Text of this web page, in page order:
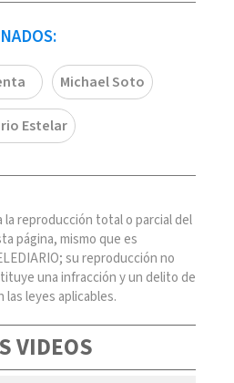
Michael Soto
Estelar
la reproducción total o parcial del
página, mismo que es
su reproducción no
una infracción y un delito de
las leyes aplicables.
VIDEOS